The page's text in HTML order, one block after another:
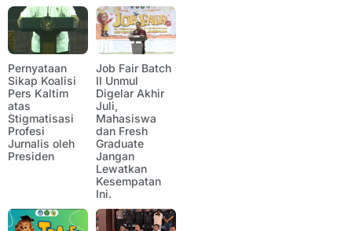
Pernyataan
Sikap Koalisi
Pers Kaltim
atas
Stigmatisasi
Profesi
Jurnalis oleh
Presiden
Job Fair Batch
II Unmul
Digelar Akhir
Juli,
Mahasiswa
dan Fresh
Graduate
Jangan
Lewatkan
Kesempatan
Ini.